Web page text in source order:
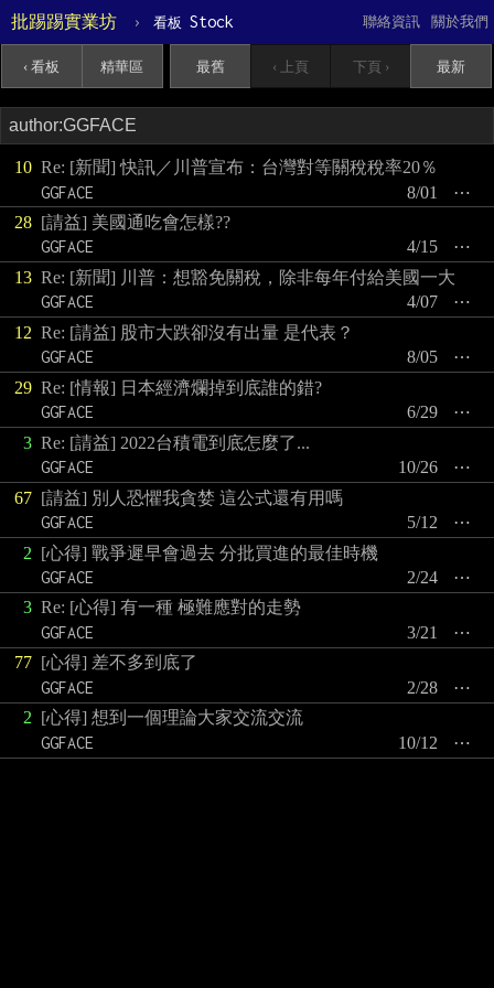
批踢踢實業坊 › 看板 Stock 關於我們
聯絡資訊
‹ 看板 精華區 最舊 ‹ 上頁 下頁 › 最新
10 Re: [新聞] 快訊／川普宣布：台灣對等關稅稅率20％
GGFACE
⋯
8/01
28 [請益] 美國通吃會怎樣??
GGFACE
⋯
4/15
13 Re: [新聞] 川普：想豁免關稅，除非每年付給美國一大
GGFACE
⋯
4/07
12 Re: [請益] 股市大跌卻沒有出量 是代表？
GGFACE
⋯
8/05
29 Re: [情報] 日本經濟爛掉到底誰的錯?
GGFACE
⋯
6/29
3 Re: [請益] 2022台積電到底怎麼了...
GGFACE
⋯
10/26
67 [請益] 別人恐懼我貪婪 這公式還有用嗎
GGFACE
⋯
5/12
2 [心得] 戰爭遲早會過去 分批買進的最佳時機
GGFACE
⋯
2/24
3 Re: [心得] 有一種 極難應對的走勢
GGFACE
⋯
3/21
77 [心得] 差不多到底了
GGFACE
⋯
2/28
2 [心得] 想到一個理論大家交流交流
GGFACE
⋯
10/12